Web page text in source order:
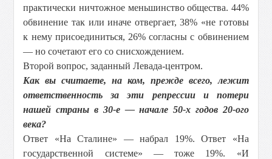
практически ничтожное меньшинство общества. 44%
обвинение так или иначе отвергает, 38% «не готовы
к нему присоединиться, 26% согласны с обвинением
— но сочетают его со снисхождением.
Второй вопрос, заданный Левада-центром.
Как вы считаете, на ком, прежде всего, лежит
ответственность за эти репрессии и потери
нашей страны в 30-е — начале 50-х годов 20-ого
века?
Ответ «На Сталине» — набрал 19%. Ответ «На
государственной системе» — тоже 19%. «И